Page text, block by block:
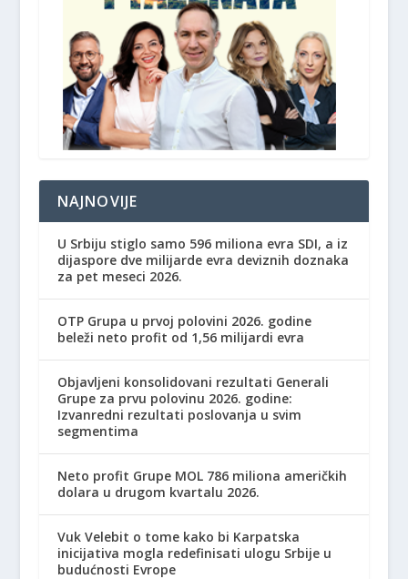
NAJNOVIJE
U Srbiju stiglo samo 596 miliona evra SDI, a iz
dijaspore dve milijarde evra deviznih doznaka
za pet meseci 2026.
OTP Grupa u prvoj polovini 2026. godine
beleži neto profit od 1,56 milijardi evra
Objavljeni konsolidovani rezultati Generali
Grupe za prvu polovinu 2026. godine:
Izvanredni rezultati poslovanja u svim
segmentima
Neto profit Grupe MOL 786 miliona američkih
dolara u drugom kvartalu 2026.
Vuk Velebit o tome kako bi Karpatska
inicijativa mogla redefinisati ulogu Srbije u
budućnosti Evrope